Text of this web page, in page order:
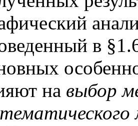
в
на выбор